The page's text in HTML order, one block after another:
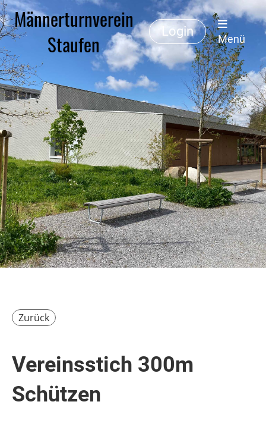
Männerturnverein
Staufen
Login
Menü
Zurück
Vereinsstich 300m
Schützen